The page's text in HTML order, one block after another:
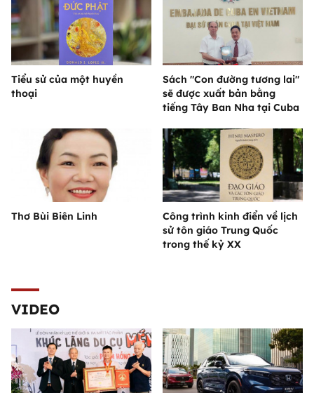
Tiểu sử của một huyền
thoại
Sách "Con đường tương lai"
sẽ được xuất bản bằng
tiếng Tây Ban Nha tại Cuba
Thơ Bùi Biên Linh
Công trình kinh điển về lịch
sử tôn giáo Trung Quốc
trong thế kỷ XX
VIDEO